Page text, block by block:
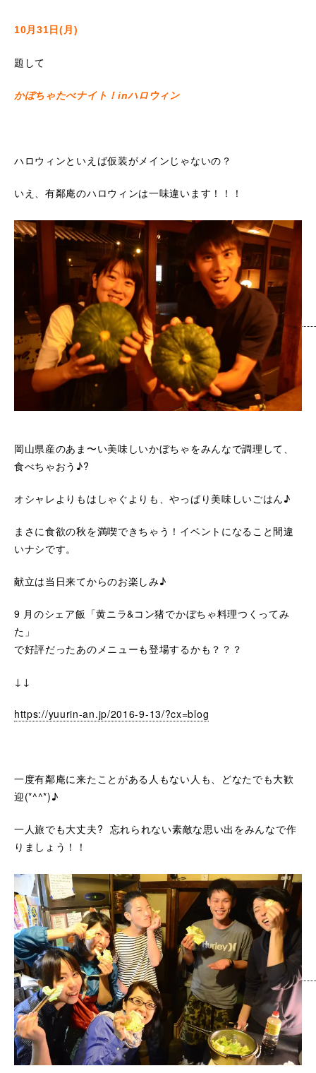
10月31日(月)
題して
かぼちゃたべナイト！inハロウィン
ハロウィンといえば仮装がメインじゃないの？
いえ、有鄰庵のハロウィンは一味違います！！！
岡山県産のあま〜い美味しいかぼちゃをみんなで調理して、
食べちゃおう♪?
オシャレよりもはしゃぐよりも、やっぱり美味しいごはん♪
まさに食欲の秋を満喫できちゃう！イベントになること間違
いナシです。
献立は当日来てからのお楽しみ♪
9 月のシェア飯「黄ニラ&コン猪でかぼちゃ料理つくってみ
た」
で好評だったあのメニューも登場するかも？？？
↓↓
https://yuurin-an.jp/2016-9-13/?cx=blog
一度有鄰庵に来たことがある人もない人も、どなたでも大歓
迎(*^^*)♪
一人旅でも大丈夫? 忘れられない素敵な思い出をみんなで作
りましょう！！